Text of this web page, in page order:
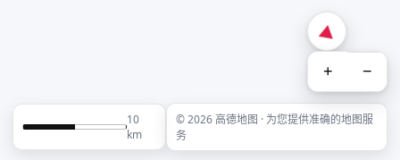
+ −
10
km
© 2026 高德地图 · 为您提供准确的地图服
务